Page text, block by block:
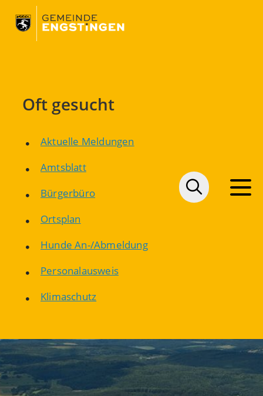
Oft gesucht
Aktuelle Meldungen
Amtsblatt
Bürgerbüro
Ortsplan
Hunde An-/Abmeldung
Personalausweis
Klimaschutz